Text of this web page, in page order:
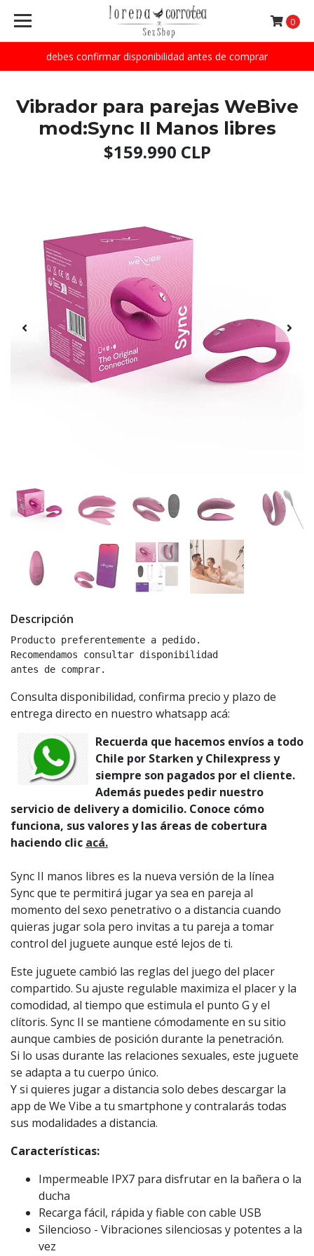
debes confirmar disponibilidad antes de comprar
0
Vibrador para parejas WeBive
mod:Sync II Manos libres
$159.990 CLP
Descripción
Producto preferentemente a pedido.
Recomendamos consultar disponibilidad
antes de comprar.
Consulta disponibilidad, confirma precio y plazo de
entrega directo en nuestro whatsapp acá:
Recuerda que hacemos envíos a todo
Chile por Starken y Chilexpress y
siempre son pagados por el cliente.
Además puedes pedir nuestro
servicio de delivery a domicilio. Conoce cómo
funciona, sus valores y las áreas de cobertura
haciendo clic acá.
Sync II manos libres es la nueva versión de la línea
Sync que te permitirá jugar ya sea en pareja al
momento del sexo penetrativo o a distancia cuando
quieras jugar sola pero invitas a tu pareja a tomar
control del juguete aunque esté lejos de ti.
Este juguete cambió las reglas del juego del placer
compartido. Su ajuste regulable maximiza el placer y la
comodidad, al tiempo que estimula el punto G y el
clítoris. Sync II se mantiene cómodamente en su sitio
aunque cambies de posición durante la penetración.
Si lo usas durante las relaciones sexuales, este juguete
se adapta a tu cuerpo único.
Y si quieres jugar a distancia solo debes descargar la
app de We Vibe a tu smartphone y contralarás todas
sus modalidades a distancia.
Características:
Impermeable IPX7 para disfrutar en la bañera o la
ducha
Recarga fácil, rápida y fiable con cable USB
Silencioso - Vibraciones silenciosas y potentes a la
vez